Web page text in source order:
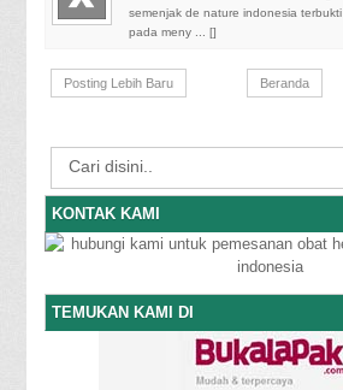
semenjak de nature indonesia
pada meny ... []
Posting Lebih Baru Beranda
KONTAK KAMI
TEMUKAN KAMI DI